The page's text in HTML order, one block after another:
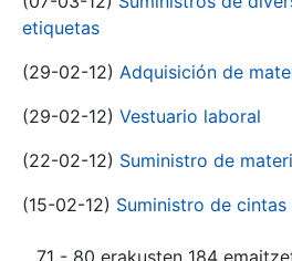
etiquetas
(29-02-12) Adquisición de
(29-02-12) Vestuario laboral
(22-02-12) Suministro de
(15-02-12) Suministro de cintas
71 - 80 erakusten 184